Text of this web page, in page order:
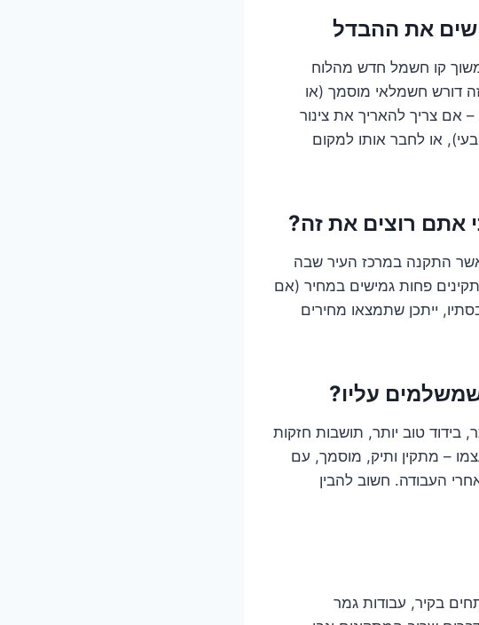
קו חשמל חדש מהלוח
דורש חשמלאי מוסמך (או
– אם צריך להאריך את צינור
או לחבר אותו למקום
התקנה במרכז העיר שבה
פחות גמישים במחיר (אם
ייתכן שתמצאו מחירים
בידוד טוב יותר, תושבות חזקות
– מתקין ותיק, מוסמך, עם
העבודה. חשוב להבין
בקיר, עבודות גמר